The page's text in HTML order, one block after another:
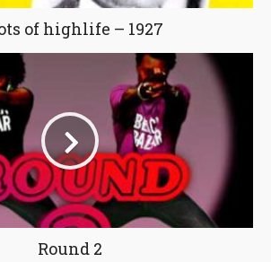
of highlife – 1927
Round 2